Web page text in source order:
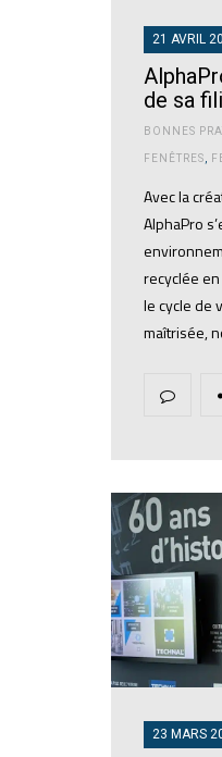
21 AVRIL
de sa
BONNES
FENÊTRES
Avec la
AlphaPro
recyclée
le cycle de
maîtrisée,
23 MARS